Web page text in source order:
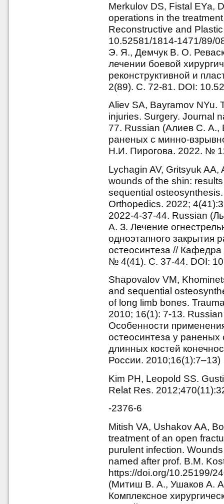
Merkulov DS, Fistal EYa,
operations in the
Reconstructive and
10.52581/1814-1471/89/
Э. Я., Демчук В. О.
лечении боевой
реконструктивной и
2(89). С. 72-81. DOI:
Aliev SA, Bayramov NYu.
injuries. Surgery. Journal
77. Russian (Алиев С. А.,
раненых с минно-
Н.И. Пирогова. 2022. №
Lychagin AV, Gritsyuk
wounds of the shin:
sequential
Orthopedics. 2022;
2022-4-37-44. Russian
А. З. Лечение
одноэтапного закрытия
остеосинтеза //
№ 4(41). С. 37-44. DOI:
Shapovalov VM,
and sequential
of long limb bones.
2010; 16(1): 7-13.
Особенности
остеосинтеза у
длинных костей
России. 2010;16(1):7–13)
Kim PH, Leopold SS.
Relat Res.
-2376-6
Mitish VA, Ushakov AA,
treatment of an open
purulent infection.
named after prof. B.M.
https://doi.org/10.25199/
(Митиш В. А., Ушаков А.
Комплексное